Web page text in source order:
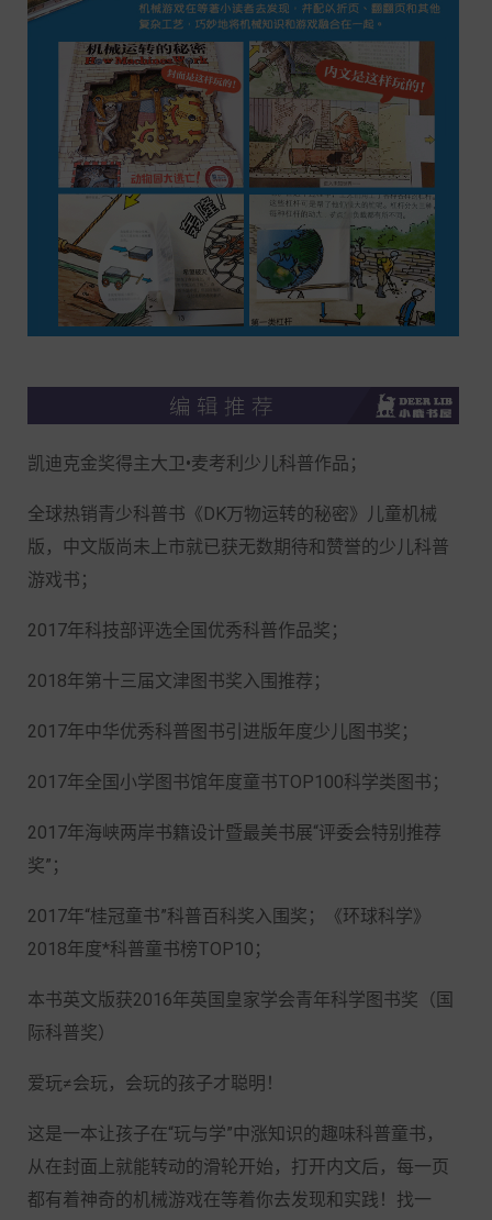
凯迪克金奖得主大卫•麦考利少儿科普作品；
全球热销青少科普书《DK万物运转的秘密》儿童机械
版，中文版尚未上市就已获无数期待和赞誉的少儿科普
游戏书；
2017年科技部评选全国优秀科普作品奖；
2018年第十三届文津图书奖入围推荐；
2017年中华优秀科普图书引进版年度少儿图书奖；
2017年全国小学图书馆年度童书TOP100科学类图书；
2017年海峡两岸书籍设计暨最美书展“评委会特别推荐
奖”；
2017年“桂冠童书”科普百科奖入围奖；《环球科学》
2018年度*科普童书榜TOP10；
本书英文版获2016年英国皇家学会青年科学图书奖（国
际科普奖）
爱玩≠会玩，会玩的孩子才聪明！
这是一本让孩子在“玩与学”中涨知识的趣味科普童书，
从在封面上就能转动的滑轮开始，打开内文后，每一页
都有着神奇的机械游戏在等着你去发现和实践！找一